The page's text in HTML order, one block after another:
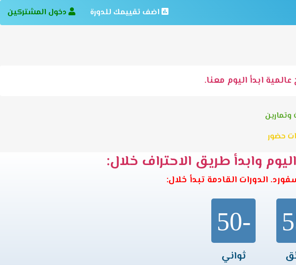
اضف تقييمك للدورة دخول المشتركين
ابدأ اليوم معنا.
وتمارين
حضور
وابدأ طريق الاحتراف خلال:
-50
ثواني